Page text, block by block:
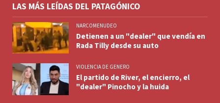
LAS MÁS LEÍDAS DEL PATAGÓNICO
NARCOMENUDEO
Detienen a un "dealer" que vendía en
Rada Tilly desde su auto
VIOLENCIA DE GENERO
El partido de River, el encierro, el
"dealer" Pinocho y la huida